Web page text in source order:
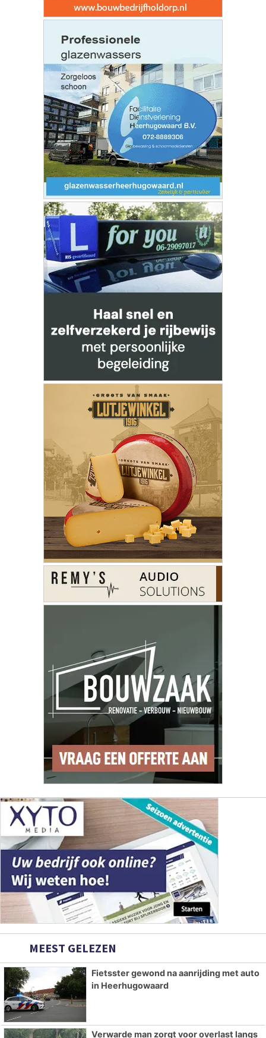
MEEST GELEZEN
Fietsster gewond na aanrijding met auto
in Heerhugowaard
Verwarde man zorgt voor overlast langs